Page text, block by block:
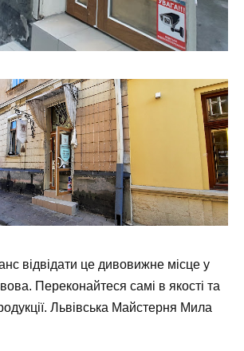
відвідати це дивовижне місце у
Переконайтеся самі в якості та
Львівська Майстерня Мила